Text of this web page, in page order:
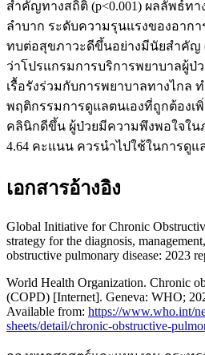
สำคัญทางสถิติ (p<0.001) ผลลัพธ์ท
ลำบาก ระดับความรุนแรงของอาก
ทบต่อสุขภาวะดีขึ้นอย่างมีนัยสำคัญ
ว่าโปรแกรมการบริการพยาบาลผู้ป่
เรื้อรังร่วมกับการพยาบาลทางไกล
พฤติกรรมการดูแลตนเองที่ถูกต้องเ
คลินิกดีขึ้น ผู้ป่วยมีความพึงพอใจใ
4.64 คะแนน ควรนำไปใช้ในการดูแ
เอกสารอ้างอิง
Global Initiative for Chronic
strategy for the diagnosis,
obstructive pulmonary disease: 2023
World Health Organization. Chronic
(COPD) [Internet]. Geneva: WHO;
Available from: https://www.who.int/
sheets/detail/chronic-obstructive-